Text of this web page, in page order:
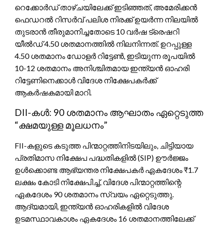
റെക്കോർഡ് താഴ്ചയിലേക്ക് ഇടിഞ്ഞത്, അമേരിക്കൻ
ഫെഡറൽ റിസർവ് പലിശ നിരക്ക് ഉയർന്ന നിലയിൽ
തുടരാൻ തീരുമാനിച്ചതോടെ 10 വർഷ ട്രെഷറി
യീൽഡ് 4.50 ശതമാനത്തിൽ നിലനിന്നത്. ഉറപ്പുള്ള
4.50 ശതമാനം ഡോളർ റിട്ടേൺ, ഇടിയുന്ന രൂപയിൽ
10-12 ശതമാനം അനിശ്ചിതമായ ഇന്ത്യൻ ഓഹരി
റിട്ടേണിനെക്കാൾ വിദേശ നിക്ഷേപകർക്ക്
ആകർഷകമായി മാറി.
DII-കൾ: 90 ശതമാനം ആഘാതം ഏറ്റെടുത്ത
“ക്ഷമയുള്ള മൂലധനം”
FII-കളുടെ കടുത്ത പിന്മാറ്റത്തിനിടയിലും, ചിട്ടിയായ
പ്രതിമാസ നിക്ഷേപ പദ്ധതികളിൽ (SIP) ഊർജ്ജം
ഉൾക്കൊണ്ട ആഭ്യന്തര നിക്ഷേപകർ ഏകദേശം ₹1.7
ലക്ഷം കോടി നിക്ഷേപിച്ച്, വിദേശ പിന്മാറ്റത്തിന്റെ
ഏകദേശം 90 ശതമാനം സ്വയം ഏറ്റെടുത്തു.
ആദ്യമായി, ഇന്ത്യൻ ഓഹരികളിൽ വിദേശ
ഉടമസ്ഥാവകാശം ഏകദേശം 16 ശതമാനത്തിലേക്ക്